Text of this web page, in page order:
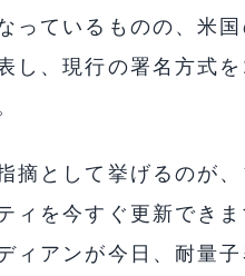
っているものの、米
し、現行の署名方式
摘として挙げるのが
ィを今すぐ更新でき
ィアンが今日、耐量